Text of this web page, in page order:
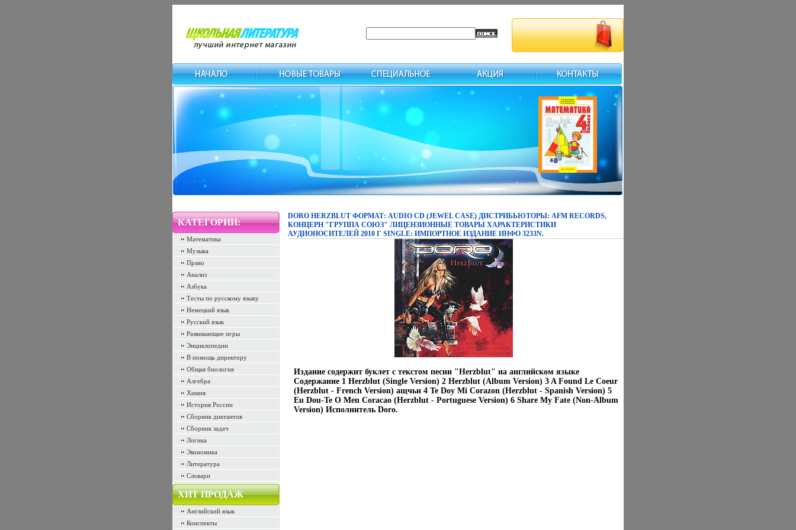
КАТЕГОРИИ:
Математика
Музыка
Право
Анализ
Азбука
Тесты по русскому языку
Немецкий язык
Русский язык
Развивающие игры
Энциклопедии
В помощь директору
Общая биология
Алгебра
Химия
История России
Сборник диктантов
Сборник задач
Логика
Экономика
Литература
Словари
ХИТ ПРОДАЖ
Английский язык
Конспекты
DORO HERZBLUT ФОРМАТ: AUDIO CD (JEWEL CASE) ДИСТРИБЬЮТОРЫ: AFM RECORDS,
КОНЦЕРН "ГРУППА СОЮЗ" ЛИЦЕНЗИОННЫЕ ТОВАРЫ ХАРАКТЕРИСТИКИ
АУДИОНОСИТЕЛЕЙ 2010 Г SINGLE: ИМПОРТНОЕ ИЗДАНИЕ ИНФО 3233N.
Издание содержит буклет с текстом песни "Herzblut" на английском языке
Содержание 1 Herzblut (Single Version) 2 Herzblut (Album Version) 3 A Found Le Coeur
(Herzblut - French Version) ащчьн 4 Te Doy Mi Corazon (Herzblut - Spanish Version) 5
Eu Dou-Te O Men Coracao (Herzblut - Portuguese Version) 6 Share My Fate (Non-Album
Version) Исполнитель Doro.